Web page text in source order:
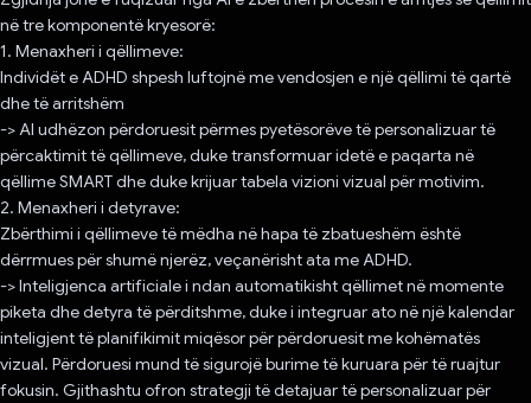
në tre komponentë kryesorë:
1. Menaxheri i qëllimeve:
Individët e ADHD shpesh luftojnë me vendosjen e një qëllimi të qartë
dhe të arritshëm
-> AI udhëzon përdoruesit përmes pyetësorëve të personalizuar të
përcaktimit të qëllimeve, duke transformuar idetë e paqarta në
qëllime SMART dhe duke krijuar tabela vizioni vizual për motivim.
2. Menaxheri i detyrave:
Zbërthimi i qëllimeve të mëdha në hapa të zbatueshëm është
dërrmues për shumë njerëz, veçanërisht ata me ADHD.
-> Inteligjenca artificiale i ndan automatikisht qëllimet në momente
piketa dhe detyra të përditshme, duke i integruar ato në një kalendar
inteligjent të planifikimit miqësor për përdoruesit me kohëmatës
vizual. Përdoruesi mund të sigurojë burime të kuruara për të ruajtur
fokusin. Gjithashtu ofron strategji të detajuar të personalizuar për